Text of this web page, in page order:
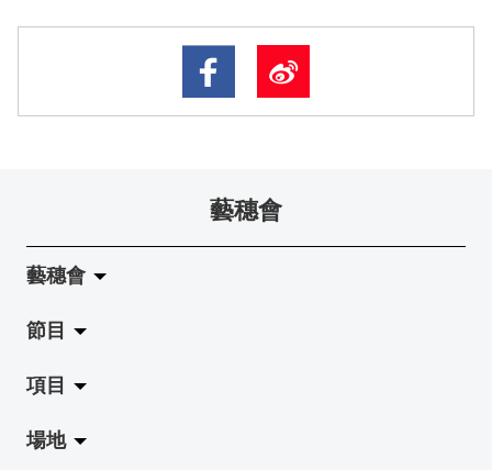
藝穗會
藝穗會
關於藝穗會
藝穗會的演化
使命與宗旨
節目
拉闊
展覽
項目
Jazz-Go-Central, Jazz-Go-Fringe
場地